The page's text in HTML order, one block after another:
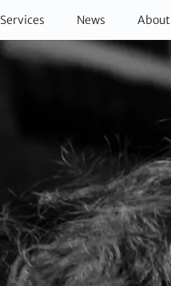
Services News About